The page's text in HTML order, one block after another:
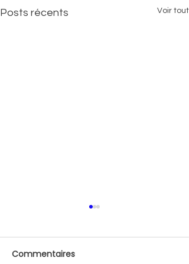
Posts récents Voir tout
Commentaires